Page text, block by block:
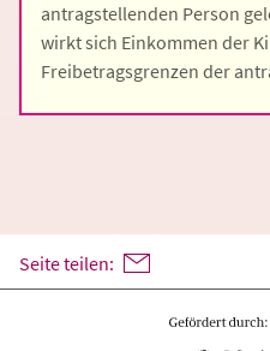
antragstellenden Person
wirkt sich Einkommen der
Freibetragsgrenzen der
Seite teilen: